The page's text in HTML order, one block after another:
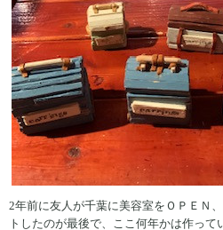
2年前に友人が千葉に美容室をＯＰＥＮ
トしたのが最後で、ここ何年かは作って